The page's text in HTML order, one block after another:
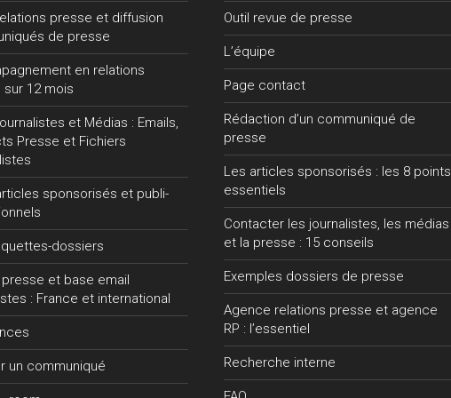
presse et diffusion
de presse
en relations
12 mois
et Médias : Emails,
Presse et Fichiers
sponsorisés et publi-
dossiers
presse et base email
: France et international
un communiqué
Outil revue de presse
L’équipe
Page contact
Rédaction d’un communiqué de
presse
Les articles sponsorisés : les 8 points
essentiels
Contacter les journalistes, les médias
et la presse : 15 conseils
Exemples dossiers de presse
Agence relations presse et agence
RP : l’essentiel
Recherche interne